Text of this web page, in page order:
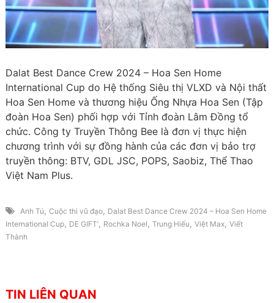
Dalat Best Dance Crew 2024 – Hoa Sen Home
International Cup do Hệ thống Siêu thị VLXD và Nội thất
Hoa Sen Home và thương hiệu Ống Nhựa Hoa Sen (Tập
đoàn Hoa Sen) phối hợp với Tỉnh đoàn Lâm Đồng tổ
chức. Công ty Truyền Thông Bee là đơn vị thực hiện
chương trình với sự đồng hành của các đơn vị bảo trợ
truyền thông: BTV, GDL JSC, POPS, Saobiz, Thể Thao
Việt Nam Plus.
Anh Tú , Cuộc thi vũ đạo, Dalat Best Dance Crew 2024 – Hoa Sen Home
International Cup, DE GIFT’, Rochka Noel , Trung Hiếu , Việt Max, Viết
Thành
TIN LIÊN QUAN